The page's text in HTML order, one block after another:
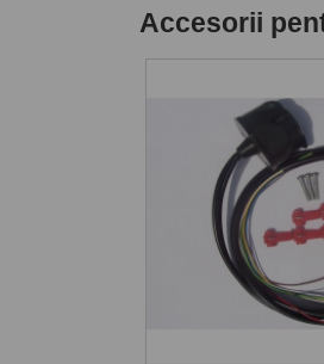
Accesorii